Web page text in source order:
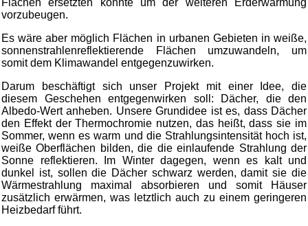
vorzubeugen.
Es wäre aber möglich Flächen in urbanen Gebieten in weiße,
sonnenstrahlenreflektierende Flächen umzuwandeln, um
somit dem Klimawandel entgegenzuwirken.
Darum beschäftigt sich unser Projekt mit einer Idee, die
diesem Geschehen entgegenwirken soll: Dächer, die den
Albedo-Wert anheben. Unsere Grundidee ist es, dass Dächer
den Effekt der Thermochromie nutzen, das heißt, dass sie im
Sommer, wenn es warm und die Strahlungsintensität hoch ist,
weiße Oberflächen bilden, die die einlaufende Strahlung der
Sonne reflektieren. Im Winter dagegen, wenn es kalt und
dunkel ist, sollen die Dächer schwarz werden, damit sie die
Wärmestrahlung maximal absorbieren und somit Häuser
zusätzlich erwärmen, was letztlich auch zu einem geringeren
Heizbedarf führt.